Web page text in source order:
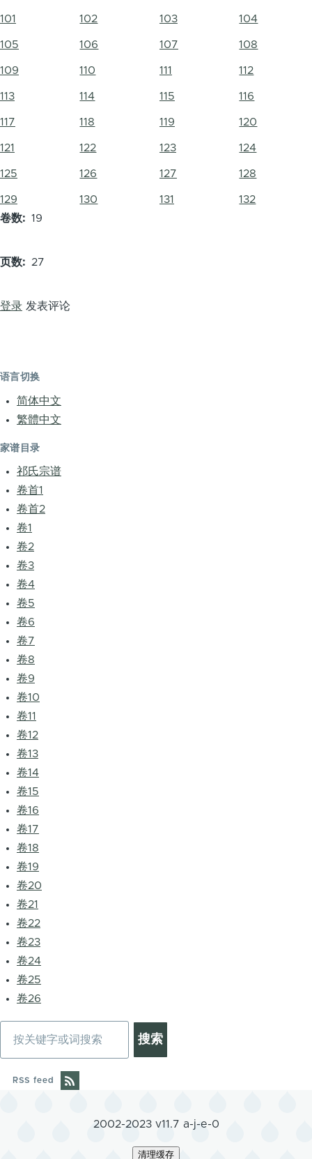
101 102 103 104
105 106 107 108
109 110 111 112
113 114 115 116
117 118 119 120
121 122 123 124
125 126 127 128
129 130 131
132
卷数
19
页数 27
登录 发表评论
语言切换
简体中文
繁體中文
家谱目录
祁氏宗谱
卷首1
卷首2
卷1
卷2
卷3
卷4
卷5
卷6
卷7
卷8
卷9
卷10
卷11
卷12
卷13
卷14
卷15
卷16
卷17
卷18
卷19
卷20
卷21
卷22
卷23
卷24
卷25
卷26
RSS feed
2002-2023 v11.7 a-j-e-0